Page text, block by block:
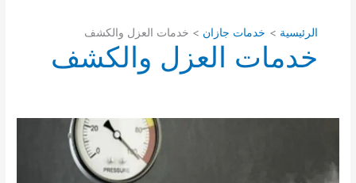
الرئيسية خدمات جازان خدمات العزل والكشف
خدمات العزل والكشف